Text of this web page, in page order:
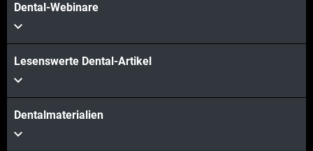
Dental-Webinare
Lesenswerte Dental-Artikel
Dentalmaterialien